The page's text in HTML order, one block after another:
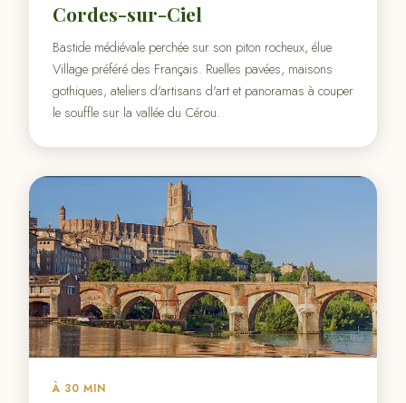
Cordes-sur-Ciel
Bastide médiévale perchée sur son piton rocheux, élue
Village préféré des Français. Ruelles pavées, maisons
gothiques, ateliers d'artisans d'art et panoramas à couper
le souffle sur la vallée du Cérou.
À 30 MIN